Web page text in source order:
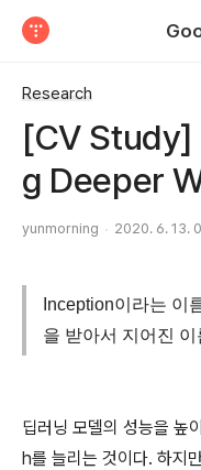
Research
[CV
g Deeper
yunmorning 2020. 6. 13.
Inception이라는 이
을 받아서 지어진 이
딥러닝 모델의 성능을
h를 늘리는 것이다. 하지